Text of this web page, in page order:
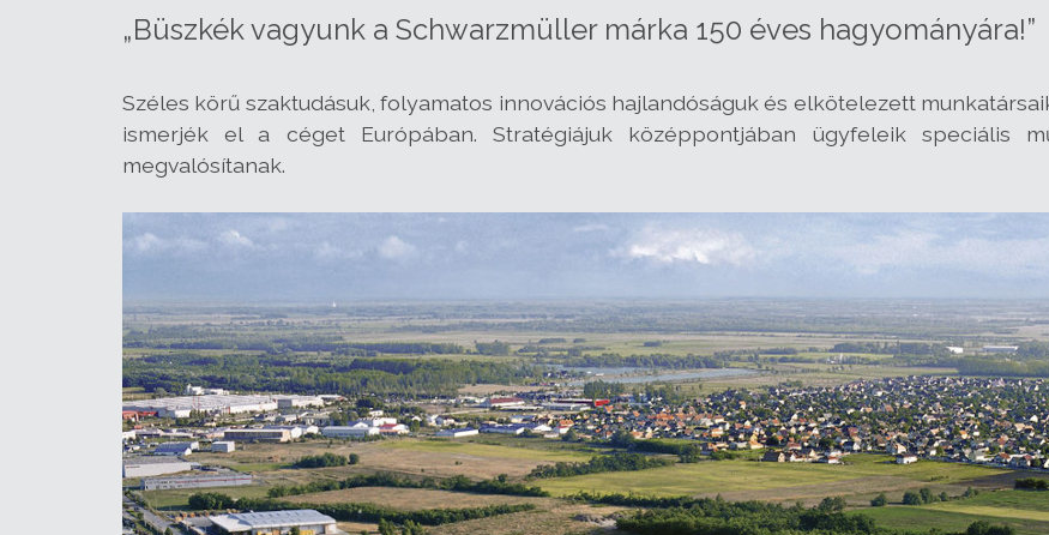
„Büszkék vagyunk a Schwarzmüller márka 150 éves hagyományára!”
Széles körű szaktudásuk, folyamatos innovációs hajlandóságuk és elkötelezett
ismerjék el a céget Európában. Stratégiájuk középpontjában ügyfeleik speciális
megvalósítanak.